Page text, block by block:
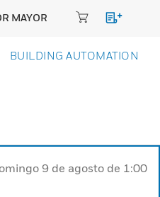
MAYOR
BUILDING AUTOMATION
9 de agosto de 1:00